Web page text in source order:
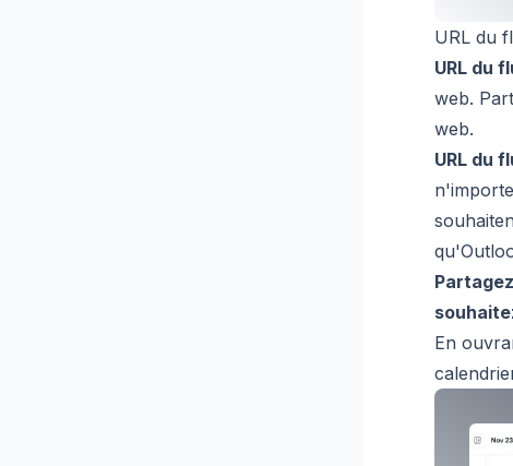
URL du
URL du
web.
web.
URL du
En